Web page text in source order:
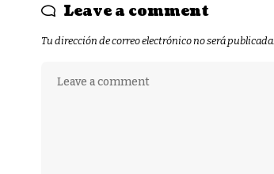
Leave a comment
Tu dirección de correo electrónico no será publicada.